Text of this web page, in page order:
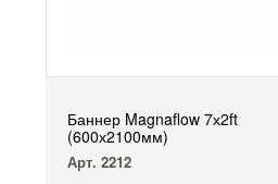
Баннер Magnaflow 7х2ft
(600х2100мм)
Арт. 2212